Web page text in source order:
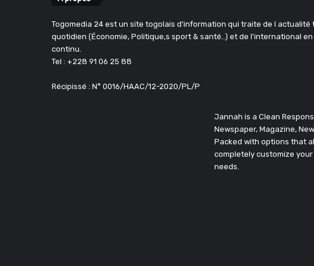
Togomedia 24 est un site togolais d'information qui traite de l actualité
quotidien (Économie, Politique,s sport & santé..) et de l'international
continu.
Tel : +228 91 06 25 88
Récipissé : N° 0016/HAAC/12-2020/PL/P
Jannah is a Clean
Newspaper, Magazine,
Packed with options that
completely customize
needs.